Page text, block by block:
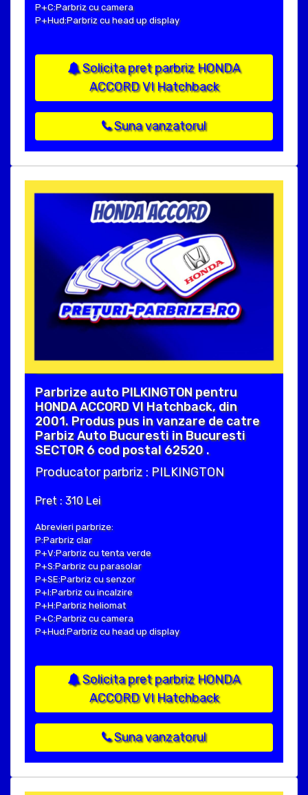
P+C:Parbriz cu camera
P+Hud:Parbriz cu head up display
Solicita pret parbriz HONDA
ACCORD VI Hatchback
Suna vanzatorul
Parbrize auto PILKINGTON pentru
HONDA ACCORD VI Hatchback, din
2001. Produs pus in vanzare de catre
Parbiz Auto Bucuresti in Bucuresti
SECTOR 6 cod postal 62520 .
Producator parbriz : PILKINGTON
Pret : 310 Lei
Abrevieri parbrize:
P:Parbriz clar
P+V:Parbriz cu tenta verde
P+S:Parbriz cu parasolar
P+SE:Parbriz cu senzor
P+I:Parbriz cu incalzire
P+H:Parbriz heliomat
P+C:Parbriz cu camera
P+Hud:Parbriz cu head up display
Solicita pret parbriz HONDA
ACCORD VI Hatchback
Suna vanzatorul